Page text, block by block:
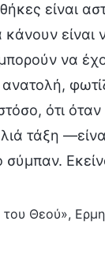
είναι
να
ότι
τάξη
σύμπαν.
Θεού»,